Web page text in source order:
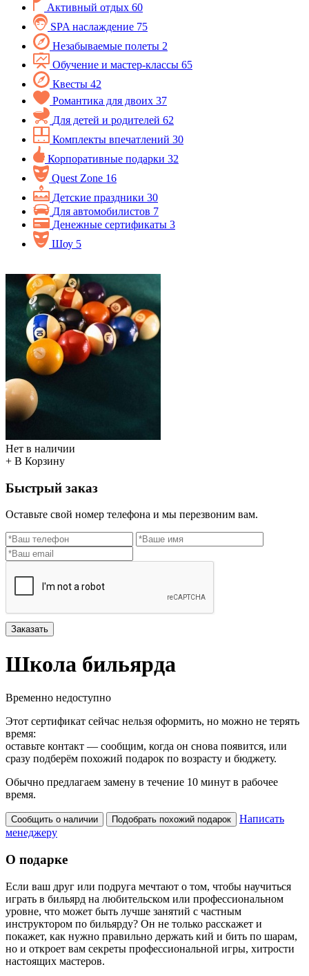
Активный отдых 60
SPA наслаждение 75
Незабываемые полеты 2
Обучение и мастер-классы 65
Квесты 42
Романтика для двоих 37
Для детей и родителей 62
Комплекты впечатлений 30
Корпоративные подарки 32
Quest Zone 16
Детские праздники 30
Для автомобилистов 7
Денежные сертификаты 3
Шоу 5
Нет в наличии
+ В Корзину
Быстрый заказ
Оставьте свой номер телефона и мы перезвоним вам.
Заказать
Школа бильярда
Временно недоступно
Этот сертификат сейчас нельзя оформить, но можно не терять
время:
оставьте контакт — сообщим, когда он снова появится, или
сразу подберём похожий подарок по возрасту и бюджету.
Обычно предлагаем замену в течение 10 минут в рабочее
время.
Сообщить о наличии Подобрать похожий подарок
Написать
менеджеру
О подарке
Если ваш друг или подруга мечтают о том, чтобы научиться
играть в бильярд на любительском или профессиональном
уровне, что может быть лучше занятий с частным
инструктором по бильярду? Он не только расскажет и
покажет, как нужно правильно держать кий и бить по шарам,
но и откроет вам секреты профессиональной игры, хитрости
настоящих мастеров.